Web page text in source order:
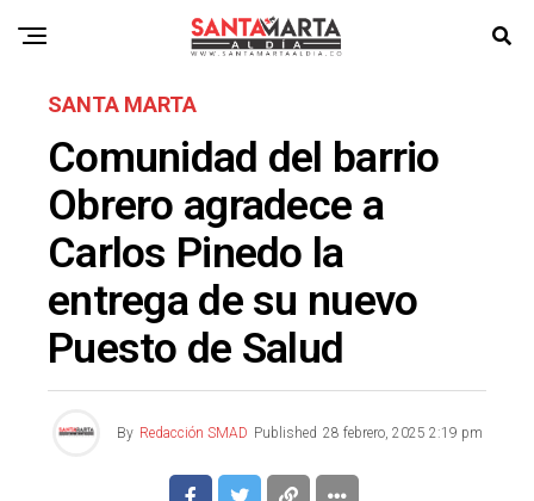
SANTA MARTA
Comunidad del barrio
Obrero agradece a
Carlos Pinedo la
entrega de su nuevo
Puesto de Salud
By Redacción SMAD Published 28 febrero, 2025 2:19 pm